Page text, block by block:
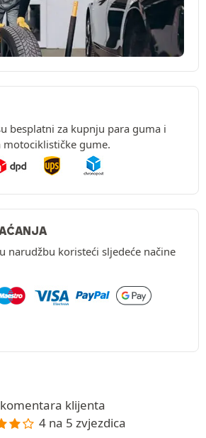
besplatni za kupnju para guma i
motociklističke gume.
narudžbu koristeći sljedeće načine
klijenta
4 na 5 zvjezdica